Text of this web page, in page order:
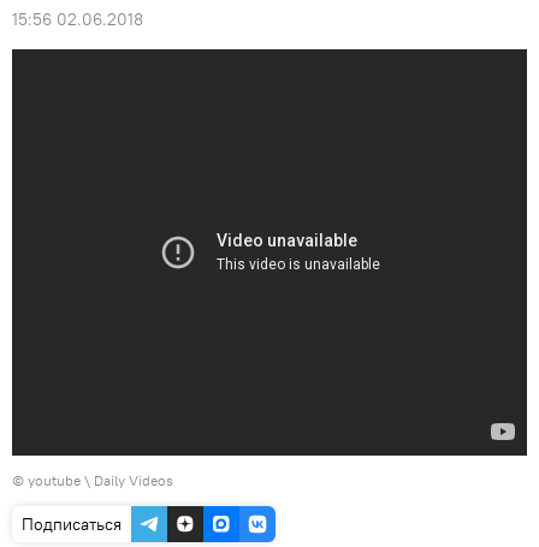
15:56 02.06.2018
© youtube \ Daily Videos
Подписаться